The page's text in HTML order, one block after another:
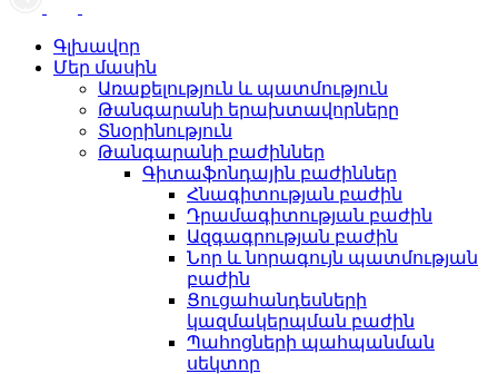
Գլխավոր
Մեր մասին
Առաքելություն և պատմություն
Թանգարանի երախտավորները
Տնօրինություն
Թանգարանի բաժիններ
Գիտաֆոնդային բաժիններ
Հնագիտության բաժին
Դրամագիտության բաժին
Ազգագրության բաժին
Նոր և նորագույն պատմության
բաժին
Ցուցահանդեսների
կազմակերպման բաժին
Պահոցների պահպանման
սեկտոր